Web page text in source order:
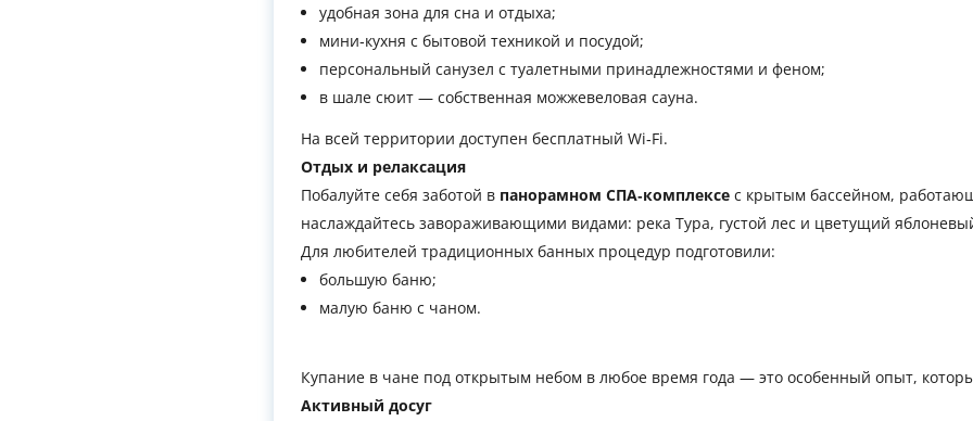
удобная зона для сна и отдыха;
мини‑кухня с бытовой техникой и посудой;
персональный санузел с туалетными принадлежностями и феном;
в шале сюит — собственная можжевеловая сауна.
На всей территории доступен бесплатный Wi‑Fi.
Отдых и релаксация
Побалуйте себя заботой в панорамном СПА‑комплексе с крытым бассейном,
наслаждайтесь завораживающими видами: река Тура, густой лес и цветущий
Для любителей традиционных банных процедур подготовили:
большую баню;
малую баню с чаном.
Купание в чане под открытым небом в любое время года — это особенный опыт,
Активный досуг